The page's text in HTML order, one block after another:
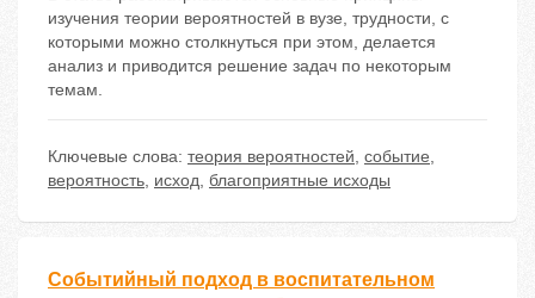
изучения теории вероятностей в вузе, трудности, с
которыми можно столкнуться при этом, делается
анализ и приводится решение задач по некоторым
темам.
Ключевые слова: теория вероятностей, событие,
вероятность, исход, благоприятные исходы
Событийный подход в воспитательном